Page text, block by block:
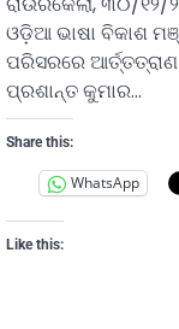
ଓଡ଼ିଆ ଭାଷା ବିକାଶ
ପରିସରରେ
ପ୍ରଶାନ୍ତ କୁମାର…
Share this:
WhatsApp
Like this: